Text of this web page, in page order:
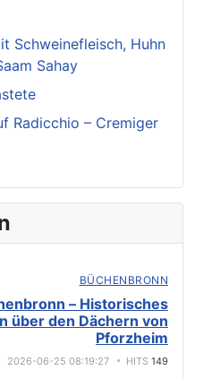
Schweinefleisch, Huhn
Sahay
Radicchio – Cremiger
BÜCHENBRONN
– Historisches
über den Dächern von
Pforzheim
2026-06-25 08:19:27 HITS 149